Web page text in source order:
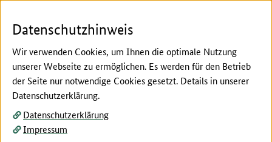
Hier beginnt der Hauptinhalt dieser Seite
Bonn.realis wird 10 Jahre alt!
Bonn.realis feiert seinen 10. Geburtstag im
Datenschutzhinweis
Wir verwenden Cookies, um Ihnen die optimale Nutzung
unserer Webseite zu ermöglichen. Es werden für den Betrieb
der Seite nur notwendige Cookies gesetzt. Details in unserer
Datenschutzerklärung.
Datenschutzerklärung
Impressum